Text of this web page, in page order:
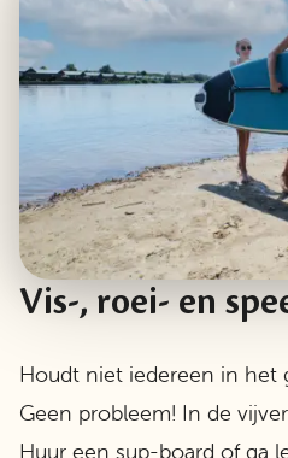
Vis-, roei- en
Houdt niet iedereen in het
Geen probleem! In de
Huur een sup-board of ga